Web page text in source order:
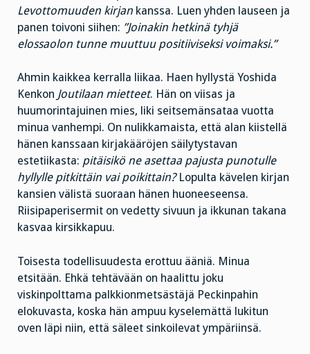
Levottomuuden kirjan kanssa. Luen yhden lauseen ja
panen toivoni siihen: ”Joinakin hetkinä tyhjä
elossaolon tunne muuttuu positiiviseksi voimaksi.”
Ahmin kaikkea kerralla liikaa. Haen hyllystä Yoshida
Kenkon Joutilaan mietteet. Hän on viisas ja
huumorintajuinen mies, liki seitsemänsataa vuotta
minua vanhempi. On nulikkamaista, että alan kiistellä
hänen kanssaan kirjakääröjen säilytystavan
estetiikasta: pitäisikö ne asettaa pajusta punotulle
hyllylle pitkittäin vai poikittain?Lopulta kävelen kirjan
kansien välistä suoraan hänen huoneeseensa.
Riisipaperisermit on vedetty sivuun ja ikkunan takana
kasvaa kirsikkapuu.
Toisesta todellisuudesta erottuu ääniä. Minua
etsitään. Ehkä tehtävään on haalittu joku
viskinpolttama palkkionmetsästäjä Peckinpahin
elokuvasta, koska hän ampuu kyselemättä lukitun
oven läpi niin, että säleet sinkoilevat ympäriinsä.